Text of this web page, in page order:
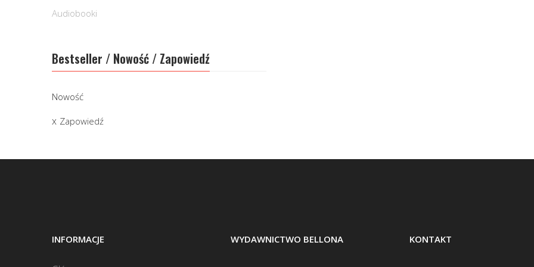
Audiobooki
Bestseller / Nowość / Zapowiedź
Nowość
Zapowiedź
INFORMACJE WYDAWNICTWO BELLONA KONTAKT